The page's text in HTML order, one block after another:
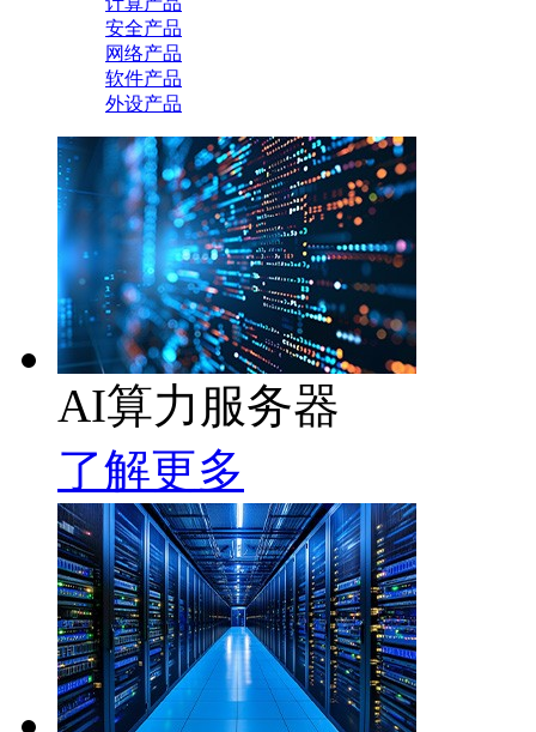
安全产品
网络产品
软件产品
外设产品
AI算力服务器
了解更多